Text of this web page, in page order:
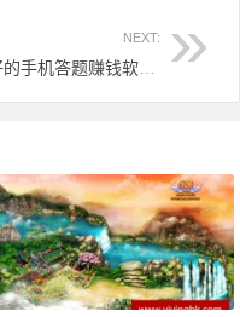
NEXT:
很好的手机答题赚钱软件，通过答题赚钱的软件